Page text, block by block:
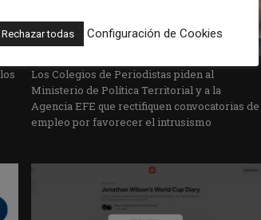
Los Colegios de Periodistas piden al
Ministerio de Política Territorial y a la
Agencia EFE que rectifiquen convocatorias de
empleo por favorecer el intrusismo
Rechazar todas Configuración de Cookies